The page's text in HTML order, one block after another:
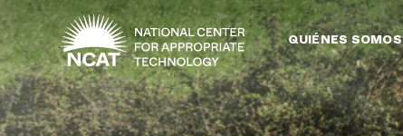
Ir al contenido principal
QUIÉNES SOMOS